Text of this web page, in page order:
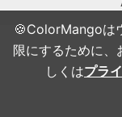
🍪ColorMangoは
限にするために、
しくはプラ